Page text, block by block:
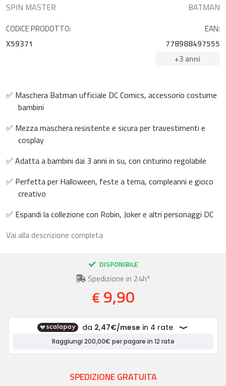
SPIN MASTER
BATMAN
CODICE PRODOTTO:
X59371
EAN:
778988497555
+3 anni
✅ Maschera Batman ufficiale DC Comics, accessorio costume
bambini
✅ Mezza maschera resistente e sicura per travestimenti e
cosplay
✅ Adatta a bambini dai 3 anni in su, con cinturino regolabile
✅ Perfetta per Halloween, feste a tema, compleanni e gioco
creativo
✅ Espandi la collezione con Robin, Joker e altri personaggi DC
Vai alla descrizione completa
DISPONIBILE
Spedizione in 24h*
€ 9,90
SPEDIZIONE GRATUITA